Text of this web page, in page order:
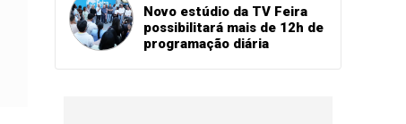
Novo estúdio da TV Feira
possibilitará mais de 12h de
programação diária